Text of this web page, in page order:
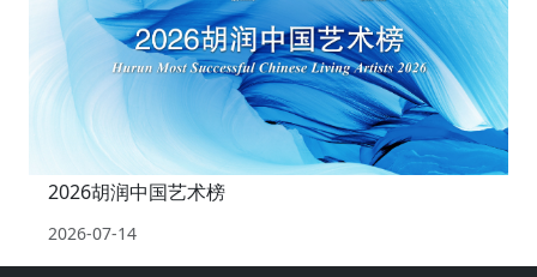
2026胡润中国艺术榜
2026-07-14